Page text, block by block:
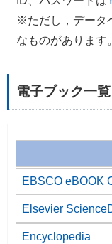
※ただし，データ
なものがあります。
電子ブック一覧
EBSCO eBOOK
Elsevier
Encyclopedia